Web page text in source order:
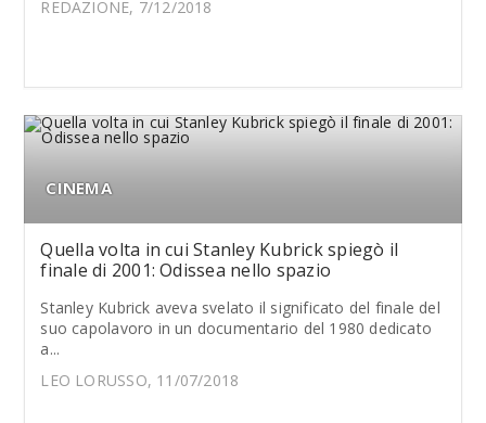
REDAZIONE, 7/12/2018
CINEMA
Quella volta in cui Stanley Kubrick spiegò il
finale di 2001: Odissea nello spazio
Stanley Kubrick aveva svelato il significato del finale del
suo capolavoro in un documentario del 1980 dedicato
a...
LEO LORUSSO, 11/07/2018